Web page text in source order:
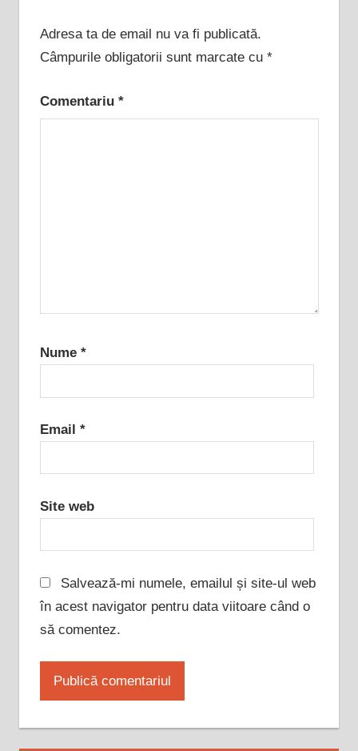
Adresa ta de email nu va fi publicată.
Câmpurile obligatorii sunt marcate cu *
Comentariu *
Nume *
Email *
Site web
Salvează-mi numele, emailul și site-ul web
în acest navigator pentru data viitoare când o
să comentez.